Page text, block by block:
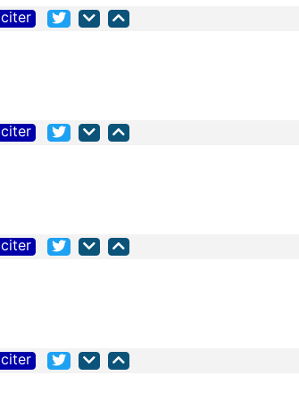
citer
citer
citer
citer